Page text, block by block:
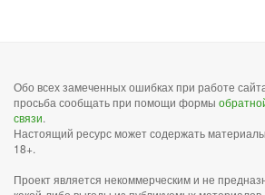
Обо всех замеченных ошибках при работе
просьба сообщать при помощи формы
связи.
Настоящий ресурс может содержать материалы
18+.
Проект является некоммерческим и не